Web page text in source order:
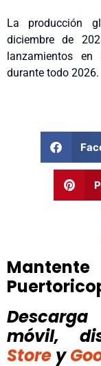
La producción
diciembre de
lanzamientos en
durante todo 2026.
móvil,
Store y